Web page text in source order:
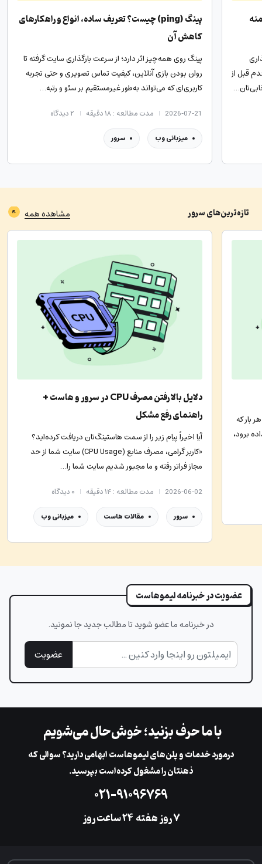
قبل از
پینگ (ping) چیست؟ تعریف ساده، انواع و راهکارهای
کاهش آن
پینگ روی همه‌چیز اثر دارد؛ از سرعت بارگذاری سایت گرفته تا
روان بودن بازی آنلاین، کیفیت تماس تصویری و حتی تجربه
کاربری‌ای که می‌تواند به‌طور غیرمستقیم بر سئو و رتبه…
2026-07-21 مدت مطالعه : ۱۸ دقیقه ۲دیدگاه
میزبانی وب سرور
تازه‌ترین‌هایسرور مشاهده همه
بار که
برود،
دلایل بالا رفتن مصرف CPU در سرور و هاست +
راهنمای رفع مشکل
آیا اخیراً پیام زیر را از سمت هاستینگ‌تان دریافت کرده‌اید؟
«کاربر گرامی، مصرف منابع (CPU Usage) سایت شما از حد
مجاز فراتر رفته و ما مجبور شدیم سایت شما را…
2026-06-02 مدت مطالعه : ۱۴ دقیقه ۰دیدگاه
سرور مقالات هاست میزبانی وب
عضویت در خبرنامه لیموهاست
در خبرنامه ما عضو شوید تا مطالب جدید جا نمونید.
عضویت
با ما حرف بزنید؛ خوش‌حال می‌شویم
در‌مورد خدمات و پلن‌های لیمو‌هاست ابهامی دارید؟ سوالی که
ذهنتان را مشغول کرده‌است بپرسید.
۰۲۱-۹۱۰۹۶۷۶۹
۷ روز هفته ‌۲۴ ساعت روز